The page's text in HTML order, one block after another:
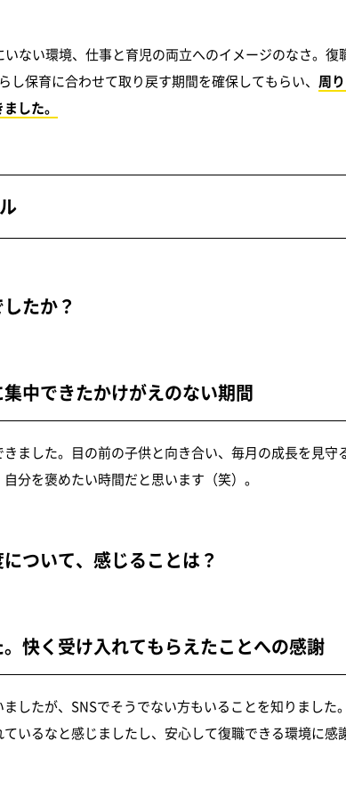
ない環境、仕事と育児の両立へのイメージのなさ。復
保育に合わせて取り戻す期間を確保してもらい、 周
した。
たか？
中できたかけがえのない期間
ました。目の前の子供と向き合い、毎月の成長を見守
分を褒めたい時間だと思います（笑）。
ついて、感じることは？
快く受け入れてもらえたことへの感謝
したが、SNSでそうでない方もいることを知りました
いるなと感じましたし、安心して復職できる環境に感